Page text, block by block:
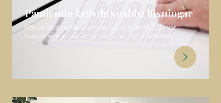
Pandemin krävde snabba lösningar
När Coronapandemin lamslog världen under 2020 var
besöksnäringen en av de branscher som drabbades
hårdast. Detta innebar att besöksnäringens
förtvivlade chefer inom hotell och restaurang. Här bistod vi